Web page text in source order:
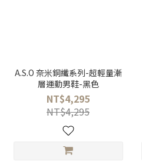
A.S.O 奈米銅纖系列-超輕量漸
層運動男鞋-黑色
NT$4,295
NT$4,295